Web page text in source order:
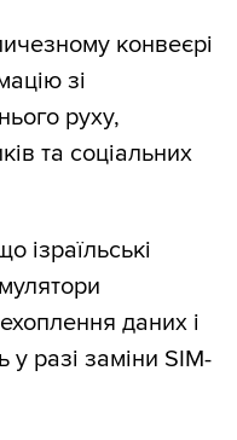
конвеєрі
зі
руху,
та соціальних
ізраїльські
даних і
у разі заміни SIM-